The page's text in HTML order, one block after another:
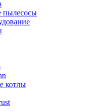
пылесосы
котлы